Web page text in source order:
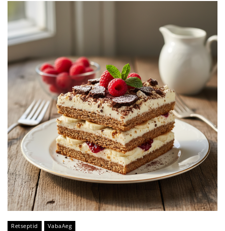
Retseptid VabaAeg